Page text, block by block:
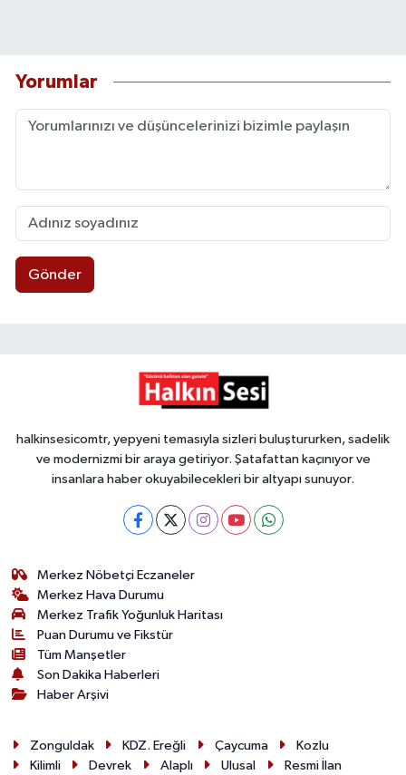
Yorumlar
Gönder
halkinsesicomtr, yepyeni temasıyla sizleri buluştururken, sadelik
ve modernizmi bir araya getiriyor. Şatafattan kaçınıyor ve
insanlara haber okuyabilecekleri bir altyapı sunuyor.
Merkez Nöbetçi Eczaneler
Merkez Hava Durumu
Merkez Trafik Yoğunluk Haritası
Puan Durumu ve Fikstür
Tüm Manşetler
Son Dakika Haberleri
Haber Arşivi
Zonguldak KDZ. Ereğli Çaycuma
Kozlu
Kilimli
Devrek Alaplı Ulusal Resmi İlan